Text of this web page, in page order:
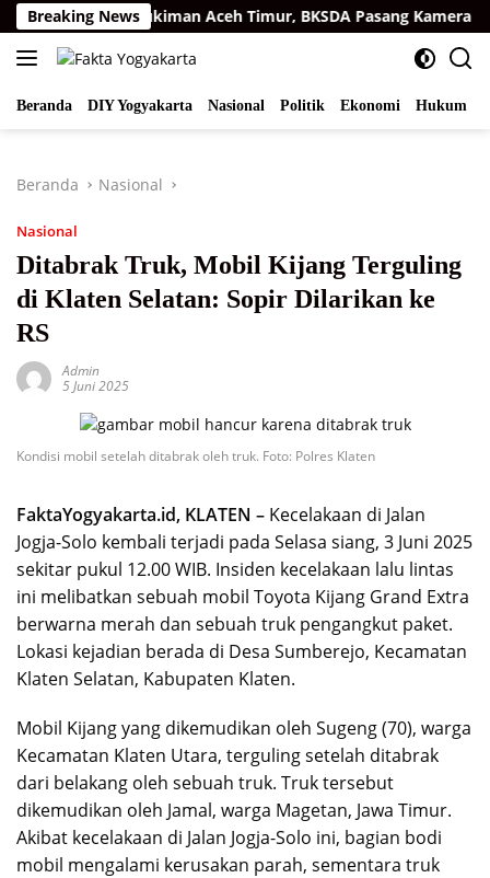
Langsung
ke
konten
Breaking News
di Permukiman Aceh Timur, BKSDA Pasang Kamera dan
Beranda DIY Yogyakarta Nasional Politik Ekonomi Hukum
Beranda Nasional
Nasional
Ditabrak Truk, Mobil Kijang Terguling
di Klaten Selatan: Sopir Dilarikan ke
RS
Admin
5 Juni 2025
Kondisi mobil setelah ditabrak oleh truk. Foto: Polres Klaten
FaktaYogyakarta.id, KLATEN – Kecelakaan di Jalan
Jogja-Solo kembali terjadi pada Selasa siang, 3 Juni 2025
sekitar pukul 12.00 WIB. Insiden kecelakaan lalu lintas
ini melibatkan sebuah mobil Toyota Kijang Grand Extra
berwarna merah dan sebuah truk pengangkut paket.
Lokasi kejadian berada di Desa Sumberejo, Kecamatan
Klaten Selatan, Kabupaten Klaten.
Mobil Kijang yang dikemudikan oleh Sugeng (70), warga
Kecamatan Klaten Utara, terguling setelah ditabrak
dari belakang oleh sebuah truk. Truk tersebut
dikemudikan oleh Jamal, warga Magetan, Jawa Timur.
Akibat kecelakaan di Jalan Jogja-Solo ini, bagian bodi
mobil mengalami kerusakan parah, sementara truk